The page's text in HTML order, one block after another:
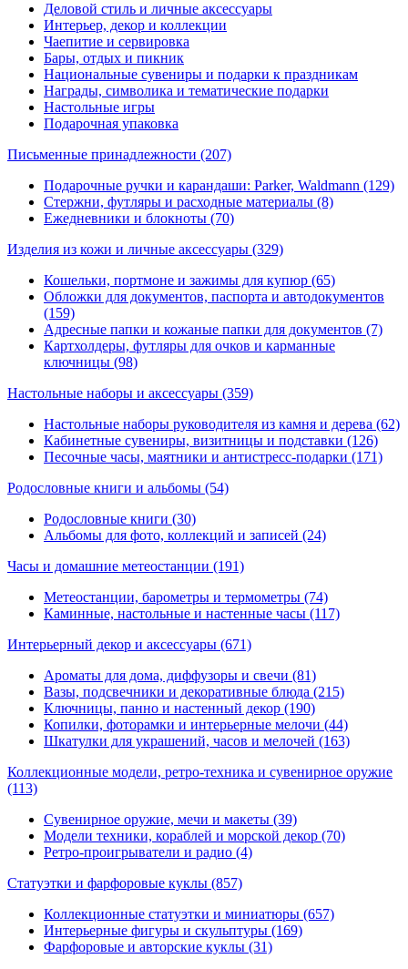
Деловой стиль и личные аксессуары
Интерьер, декор и коллекции
Чаепитие и сервировка
Бары, отдых и пикник
Национальные сувениры и подарки к праздникам
Награды, символика и тематические подарки
Настольные игры
Подарочная упаковка
Письменные принадлежности (207)
Подарочные ручки и карандаши: Parker, Waldmann (129)
Стержни, футляры и расходные материалы (8)
Ежедневники и блокноты (70)
Изделия из кожи и личные аксессуары (329)
Кошельки, портмоне и зажимы для купюр (65)
Обложки для документов, паспорта и автодокументов
(159)
Адресные папки и кожаные папки для документов (7)
Картхолдеры, футляры для очков и карманные
ключницы (98)
Настольные наборы и аксессуары (359)
Настольные наборы руководителя из камня и дерева (62)
Кабинетные сувениры, визитницы и подставки (126)
Песочные часы, маятники и антистресс-подарки (171)
Родословные книги и альбомы (54)
Родословные книги (30)
Альбомы для фото, коллекций и записей (24)
Часы и домашние метеостанции (191)
Метеостанции, барометры и термометры (74)
Каминные, настольные и настенные часы (117)
Интерьерный декор и аксессуары (671)
Ароматы для дома, диффузоры и свечи (81)
Вазы, подсвечники и декоративные блюда (215)
Ключницы, панно и настенный декор (190)
Копилки, фоторамки и интерьерные мелочи (44)
Шкатулки для украшений, часов и мелочей (163)
Коллекционные модели, ретро-техника и сувенирное оружие
(113)
Сувенирное оружие, мечи и макеты (39)
Модели техники, кораблей и морской декор (70)
Ретро-проигрыватели и радио (4)
Статуэтки и фарфоровые куклы (857)
Коллекционные статуэтки и миниатюры (657)
Интерьерные фигуры и скульптуры (169)
Фарфоровые и авторские куклы (31)